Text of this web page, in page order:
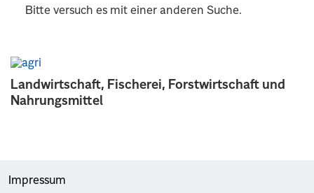
Landwirtschaft, Fischerei, Forstwirtschaft und
Nahrungsmittel
Bitte versuch es mit einer anderen Suche.
Impressum